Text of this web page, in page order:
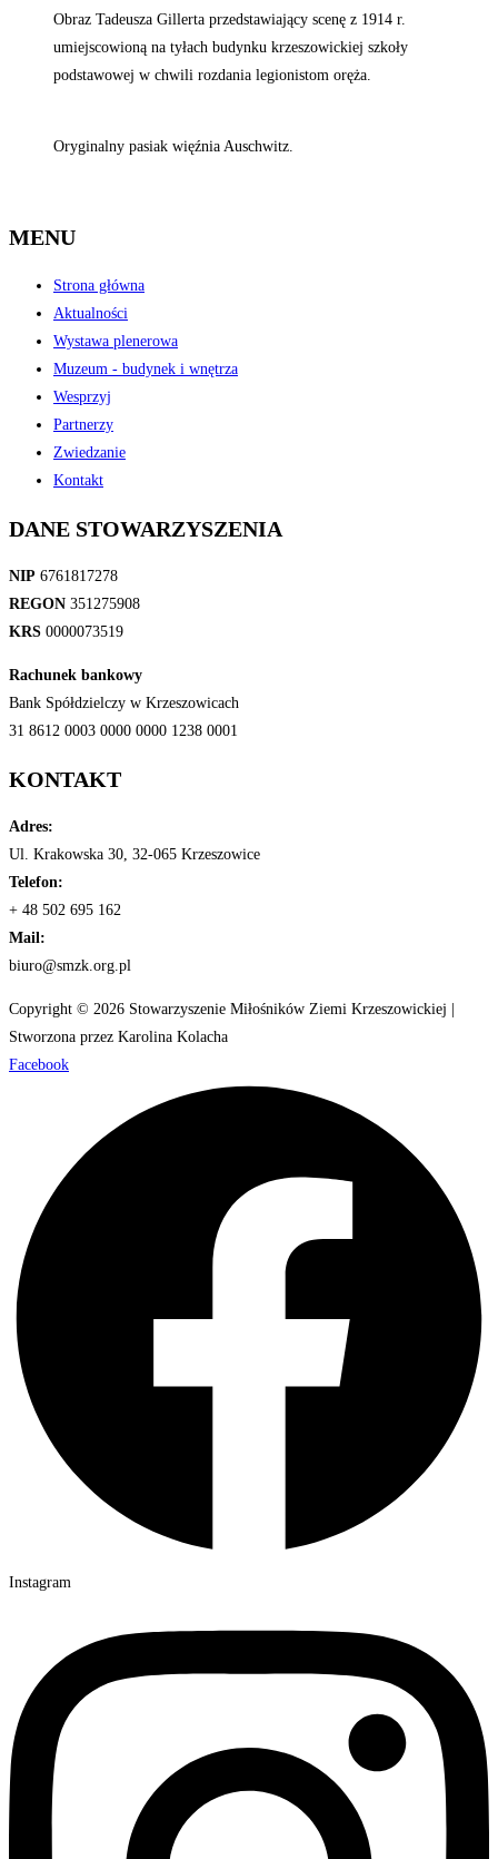
Obraz Tadeusza Gillerta przedstawiający scenę z 1914 r.
umiejscowioną na tyłach budynku krzeszowickiej szkoły
podstawowej w chwili rozdania legionistom oręża.
Oryginalny pasiak więźnia Auschwitz.
MENU
Strona główna
Aktualności
Wystawa plenerowa
Muzeum - budynek i wnętrza
Wesprzyj
Partnerzy
Zwiedzanie
Kontakt
DANE STOWARZYSZENIA
NIP 6761817278
REGON 351275908
KRS 0000073519
Rachunek bankowy
Bank Spółdzielczy w Krzeszowicach
31 8612 0003 0000 0000 1238 0001
KONTAKT
Adres:
Ul. Krakowska 30, 32-065 Krzeszowice
Telefon:
+ 48 502 695 162
Mail:
biuro@smzk.org.pl
Copyright © 2026 Stowarzyszenie Miłośników Ziemi Krzeszowickiej |
Stworzona przez Karolina Kolacha
Facebook
Instagram